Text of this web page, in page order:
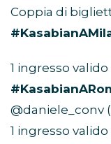
Coppia di
1 ingresso
@daniele_conv (
1 ingresso